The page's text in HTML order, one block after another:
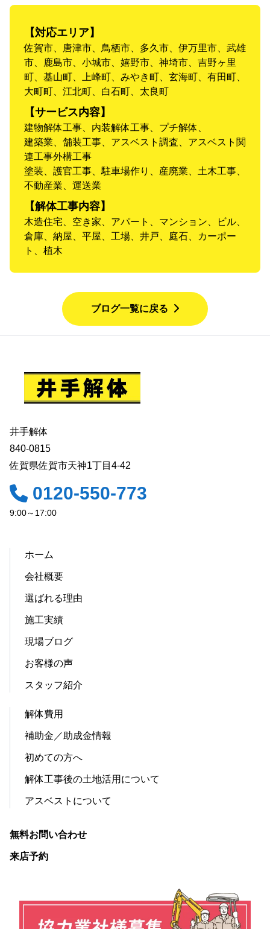
【対応エリア】
佐賀市、唐津市、鳥栖市、多久市、伊万里市、武雄
市、鹿島市、小城市、嬉野市、神埼市、吉野ヶ里
町、基山町、上峰町、みやき町、玄海町、有田町、
大町町、江北町、白石町、太良町
【サービス内容】
建物解体工事、内装解体工事、プチ解体、
建築業、舗装工事、アスベスト調査、アスベスト関
連工事外構工事
塗装、護官工事、駐車場作り、産廃業、土木工事、
不動産業、運送業
【解体工事内容】
木造住宅、空き家、アパート、マンション、ビル、
倉庫、納屋、平屋、工場、井戸、庭石、カーポー
ト、植木
ブログ一覧に戻る
井手解体
840-0815
佐賀県佐賀市天神1丁目4-42
0120-550-773
9:00～17:00
ホーム
会社概要
選ばれる理由
施工実績
現場ブログ
お客様の声
スタッフ紹介
解体費用
補助金／助成金情報
初めての方へ
解体工事後の土地活用について
アスベストについて
無料お問い合わせ
来店予約